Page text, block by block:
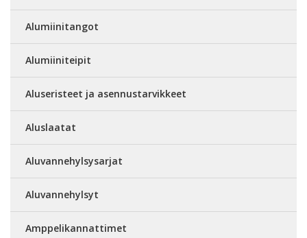
Alumiinitangot
Alumiiniteipit
Aluseristeet ja asennustarvikkeet
Aluslaatat
Aluvannehylsysarjat
Aluvannehylsyt
Amppelikannattimet